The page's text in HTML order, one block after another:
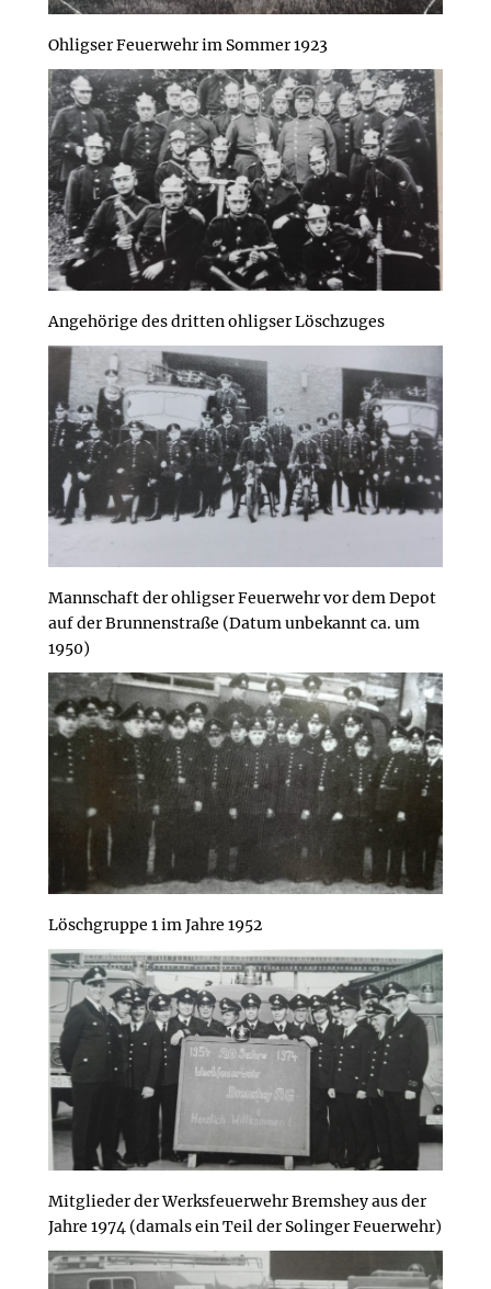
Ohligser Feuerwehr im Sommer 1923
Angehörige des dritten ohligser Löschzuges
Mannschaft der ohligser Feuerwehr vor dem Depot
auf der Brunnenstraße (Datum unbekannt ca. um
1950)
Löschgruppe 1 im Jahre 1952
Mitglieder der Werksfeuerwehr Bremshey aus der
Jahre 1974 (damals ein Teil der Solinger Feuerwehr)